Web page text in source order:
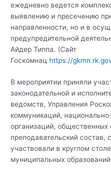
ежедневно ведется
выявлению и пресечению
направленности, но и в
предупредительной
Айдер Типпа. (Сайт
Госкомнац https://
В мероприятии приняли
законодательной и
ведомств, Управления
коммуникаций,
организаций,
преподавательский состав,
участвовали в круглом
муниципальных